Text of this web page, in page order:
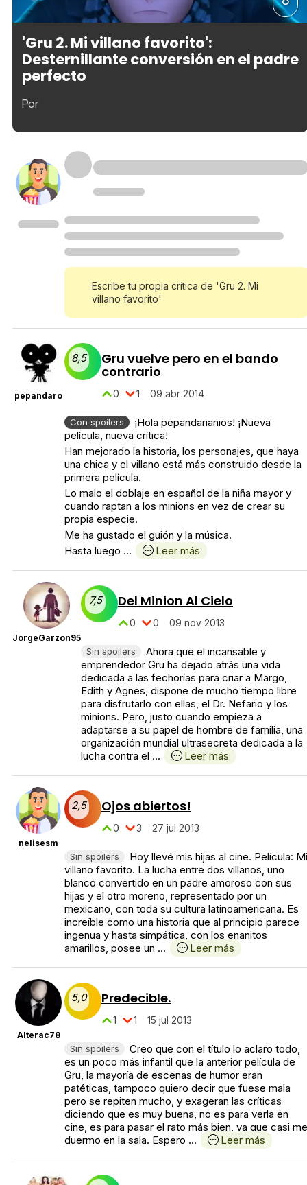
'Gru 2. Mi villano favorito':
Desternillante conversión en el padre
perfecto
Por
Escribe tu propia crítica de 'Gru 2. Mi
villano favorito'
pepandaro
8,5 Gru vuelve pero en el bando
contrario
0 1 09 abr 2014
Con spoilers
¡Hola pepandarianios! ¡Nueva
película, nueva crítica!
Han mejorado la historia, los personajes, que haya
una chica y el villano está más construido desde la
primera película.
Lo malo el doblaje en español de la niña mayor y
cuando raptan a los minions en vez de crear su
propia especie.
Me ha gustado el guión y la música.
Hasta luego ...
Leer más
JorgeGarzon95
7,5 Del Minion Al Cielo
0 0 09 nov 2013
Sin spoilers
Ahora que el incansable y
emprendedor Gru ha dejado atrás una vida
dedicada a las fechorías para criar a Margo,
Edith y Agnes, dispone de mucho tiempo libre
para disfrutarlo con ellas, el Dr. Nefario y los
minions. Pero, justo cuando empieza a
adaptarse a su papel de hombre de familia, una
organización mundial ultrasecreta dedicada a la
lucha contra el ...
Leer más
nelisesm
2,5 Ojos abiertos!
0 3 27 jul 2013
Sin spoilers
Hoy llevé mis hijas al cine. Película: Mi
villano favorito. La lucha entre dos villanos, uno
blanco convertido en un padre amoroso con sus
hijas y el otro moreno, representado por un
mexicano, con toda su cultura latinoamericana. Es
increíble como una historia que al principio parece
ingenua y hasta simpática, con los enanitos
amarillos, posee un ...
Leer más
Alterac78
5,0 Predecible.
1 1 15 jul 2013
Sin spoilers
Creo que con el título lo aclaro todo,
es un poco más infantil que la anterior película de
Gru, la mayoría de escenas de humor eran
patéticas, tampoco quiero decir que fuese mala
pero se repiten mucho, y exageran las críticas
diciendo que es muy buena, no es para verla en
cine, es para pasar el rato más bien, ya que casi me
duermo en la sala. Espero ...
Leer más